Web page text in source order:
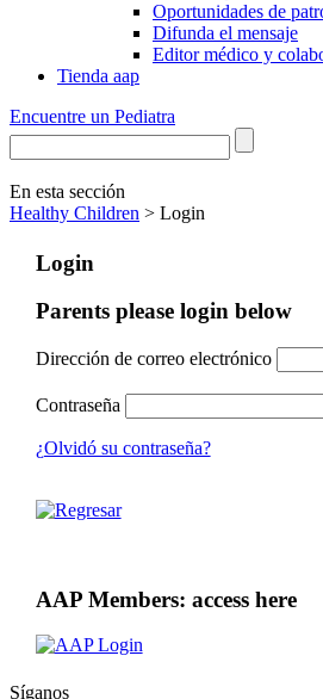
Oportunidades de
Difunda el mensaje
Editor médico y
Tienda aap
Encuentre un Pediatra
En esta sección
Healthy Children > Login
Login
Parents please login below
Dirección de correo electrónico
Contraseña
¿Olvidó su contraseña?
AAP Members: access here
Síganos